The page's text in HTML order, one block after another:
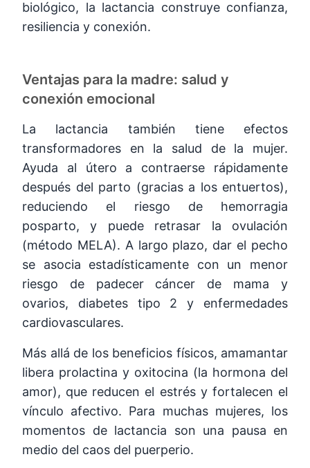
biológico, la lactancia construye confianza,
resiliencia y conexión.
Ventajas para la madre: salud y
conexión emocional
La lactancia también tiene efectos
transformadores en la salud de la mujer.
Ayuda al útero a contraerse rápidamente
después del parto (gracias a los entuertos),
reduciendo el riesgo de hemorragia
posparto, y puede retrasar la ovulación
(método MELA). A largo plazo, dar el pecho
se asocia estadísticamente con un menor
riesgo de padecer cáncer de mama y
ovarios, diabetes tipo 2 y enfermedades
cardiovasculares.
Más allá de los beneficios físicos, amamantar
libera prolactina y oxitocina (la hormona del
amor), que reducen el estrés y fortalecen el
vínculo afectivo. Para muchas mujeres, los
momentos de lactancia son una pausa en
medio del caos del puerperio.